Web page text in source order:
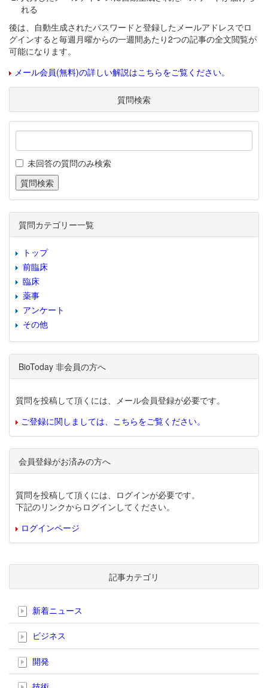
れる
後は、自動生成されたパスワードと登録したメールアドレスでロ
グインすると毎週月曜からの一週間あたり2つの記事の全文閲覧が
可能になります。
メール会員(無料)の詳しい解説はこちらをご覧ください。
質問検索
未回答の質問のみ検索
質問カテゴリー一覧
トップ
前臨床
臨床
薬事
アンケート
その他
BioToday 非会員の方へ
質問を投稿して頂くには、メール会員登録が必要です。
ご登録に関しましては、こちらをご覧ください。
会員登録がお済みの方へ
質問を投稿して頂くには、ログインが必要です。
下記のリンクからログインしてください。
ログインページ
記事カテゴリ
新着ニュース
ビジネス
開発